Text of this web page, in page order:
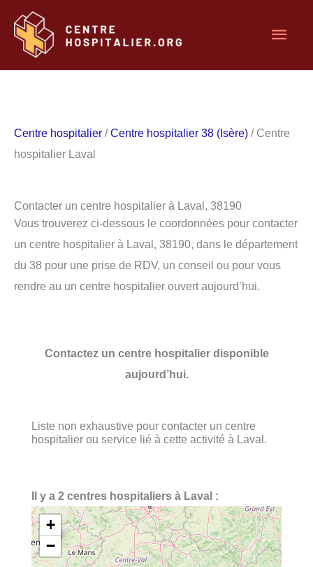
contenu
Centre hospitalier /Centre hospitalier 38 (Isère) / Centre
hospitalier Laval
Contacter un centre hospitalier à Laval, 38190
Vous trouverez ci-dessous le coordonnées pour contacter
un centre hospitalier à Laval, 38190, dans le département
du 38 pour une prise de RDV, un conseil ou pour vous
rendre au un centre hospitalier ouvert aujourd’hui.
Contactez un centre hospitalier disponible
aujourd’hui.
Liste non exhaustive pour contacter un centre
hospitalier ou service lié à cette activité à Laval.
Il y a 2 centres hospitaliers à Laval :
+
−